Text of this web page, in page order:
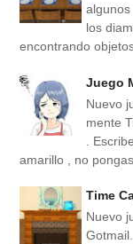
los
encontrando
Juego
Nuevo
mente
.
amarillo , no pongas
Time
Nuevo